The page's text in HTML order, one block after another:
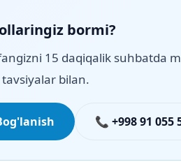
bormi?
15 daqiqalik suhbatda
bilan.
📞 +998 91 055